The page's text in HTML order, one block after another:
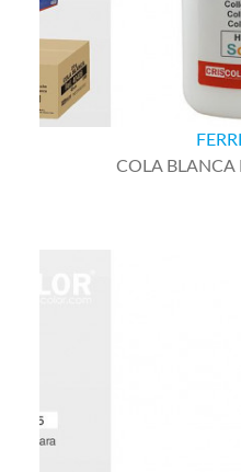
COLA BLANCA